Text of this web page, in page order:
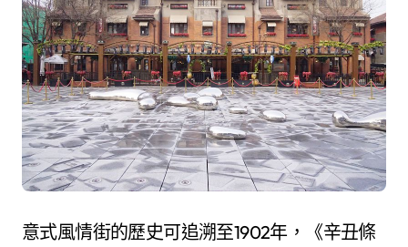
意式風情街的歷史可追溯至1902年，《辛丑條